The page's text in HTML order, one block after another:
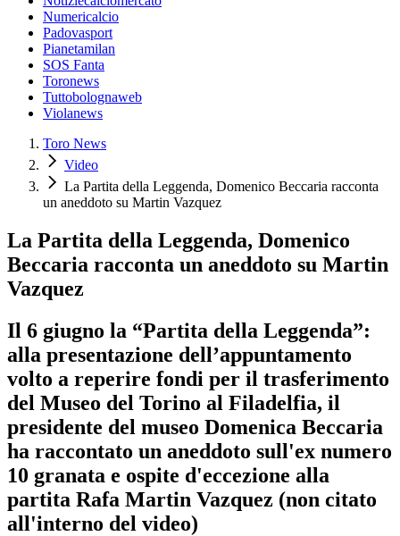
Numericalcio
Padovasport
Pianetamilan
SOS Fanta
Toronews
Tuttobolognaweb
Violanews
Toro News
Video
La Partita della Leggenda, Domenico Beccaria racconta
un aneddoto su Martin Vazquez
La Partita della Leggenda, Domenico
Beccaria racconta un aneddoto su Martin
Vazquez
Il 6 giugno la “Partita della Leggenda”:
alla presentazione dell’appuntamento
volto a reperire fondi per il trasferimento
del Museo del Torino al Filadelfia, il
presidente del museo Domenica Beccaria
ha raccontato un aneddoto sull'ex numero
10 granata e ospite d'eccezione alla
partita Rafa Martin Vazquez (non citato
all'interno del video)